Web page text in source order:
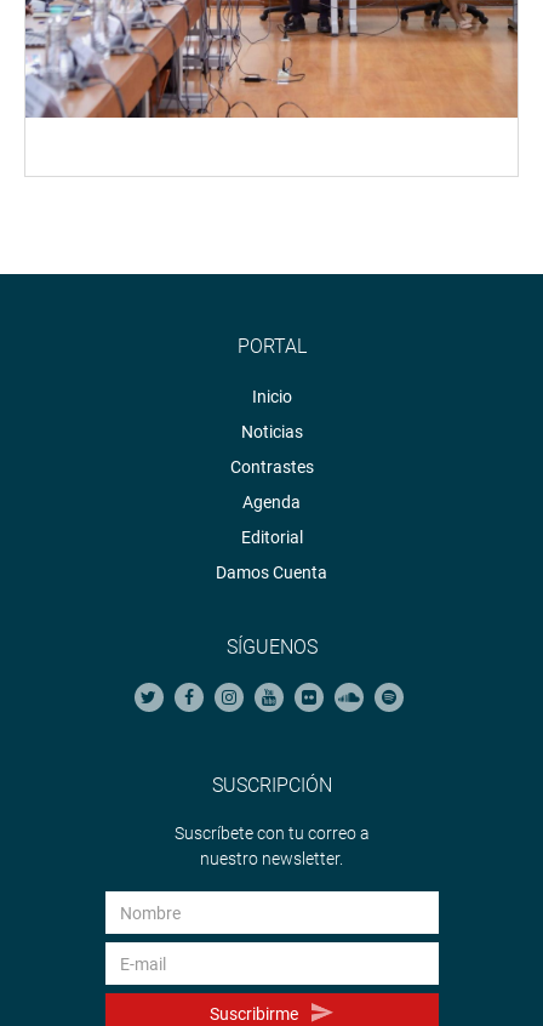
PORTAL
Inicio
Noticias
Contrastes
Agenda
Editorial
Damos Cuenta
SÍGUENOS
SUSCRIPCIÓN
Suscríbete con tu correo a
nuestro newsletter.
Suscribirme